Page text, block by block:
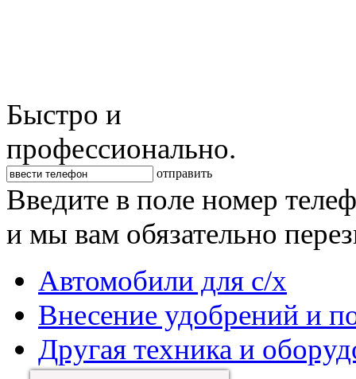
Быстро и
профессионально.
отправить
Введите в поле номер
и мы вам обязательно
Автомобили для с/х
Внесение удобрений и
Другая техника и